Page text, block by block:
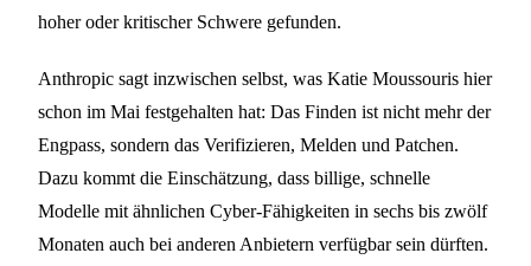
hoher oder kritischer Schwere gefunden.
Anthropic sagt inzwischen selbst, was Katie Moussouris hier
schon im Mai festgehalten hat: Das Finden ist nicht mehr der
Engpass, sondern das Verifizieren, Melden und Patchen.
Dazu kommt die Einschätzung, dass billige, schnelle
Modelle mit ähnlichen Cyber-Fähigkeiten in sechs bis zwölf
Monaten auch bei anderen Anbietern verfügbar sein dürften.